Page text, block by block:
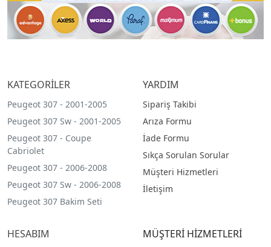
KATEGORİLER
Peugeot 307 - 2001-2005
Peugeot 307 Sw - 2001-2005
Peugeot 307 - Coupe
Cabriolet
Peugeot 307 - 2006-2008
Peugeot 307 Sw - 2006-2008
Peugeot 307 Bakim Seti
YARDIM
Sipariş Takibi
Arıza Formu
İade Formu
Sıkça Sorulan Sorular
Müşteri Hizmetleri
İletişim
HESABIM MÜŞTERİ HİZMETLERİ